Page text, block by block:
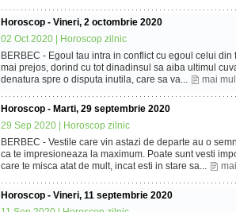
Horoscop - Vineri, 2 octombrie 2020
02 Oct 2020 |
Horoscop zilnic
BERBEC - Egoul tau intra in conflict cu egoul celui
mai prejos, dorind cu tot dinadinsul sa aiba ultimul
denatura spre o disputa inutila, care sa va...
mai
Horoscop - Marti, 29 septembrie 2020
29 Sep 2020 |
Horoscop zilnic
BERBEC - Vestile care vin astazi de departe au o
ca te impresioneaza la maximum. Poate sunt vesti
care te misca atat de mult, incat esti in stare sa...
Horoscop - Vineri, 11 septembrie 2020